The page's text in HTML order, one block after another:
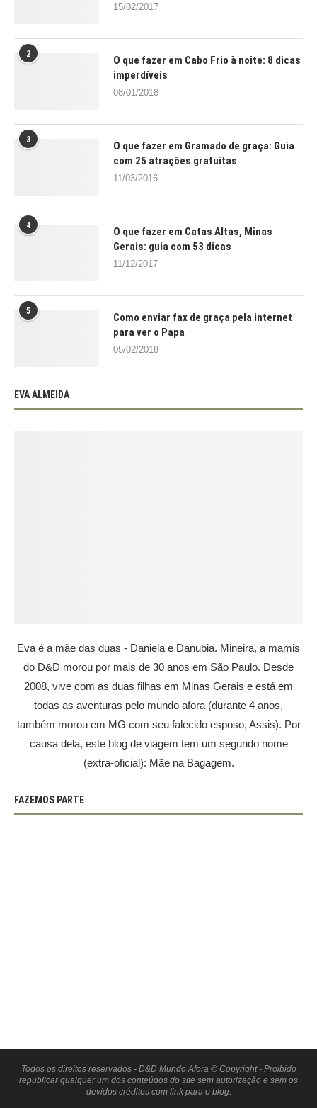
15/02/2017
2
O que fazer em Cabo Frio à noite: 8 dicas
imperdíveis
08/01/2018
3
O que fazer em Gramado de graça: Guia
com 25 atrações gratuitas
11/03/2016
4
O que fazer em Catas Altas, Minas
Gerais: guia com 53 dicas
11/12/2017
5
Como enviar fax de graça pela internet
para ver o Papa
05/02/2018
EVA ALMEIDA
Eva é a mãe das duas - Daniela e Danubia. Mineira, a mamis
do D&D morou por mais de 30 anos em São Paulo. Desde
2008, vive com as duas filhas em Minas Gerais e está em
todas as aventuras pelo mundo afora (durante 4 anos,
também morou em MG com seu falecido esposo, Assis). Por
causa dela, este blog de viagem tem um segundo nome
(extra-oficial): Mãe na Bagagem.
FAZEMOS PARTE
Todos os direitos reservados - D&D Mundo Afora © Copyright - Proibido
republicar qualquer um dos conteúdos do site sem autorização e sem os
devidos créditos com link para o blog.